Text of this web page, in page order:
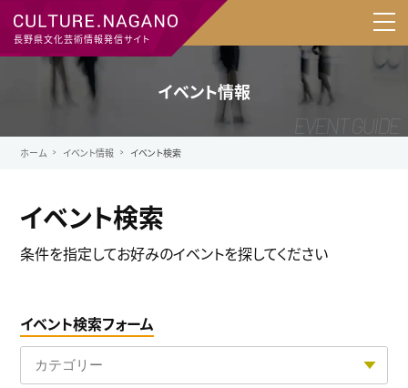
長野県文化芸術情報発信サイト
イベント情報
ホーム イベント情報 イベント検索
イベント検索
条件を指定してお好みのイベントを探してください
イベント検索フォーム